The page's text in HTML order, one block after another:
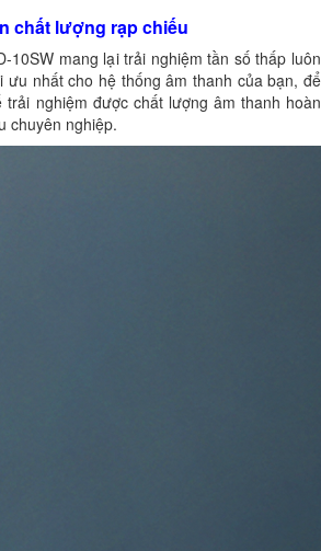
chất lượng rạp chiếu
10SW mang lại trải nghiệm tần số thấp luôn
nhất cho hệ thống âm thanh của bạn, để
nghiệm được chất lượng âm thanh hoàn
chuyên nghiệp.